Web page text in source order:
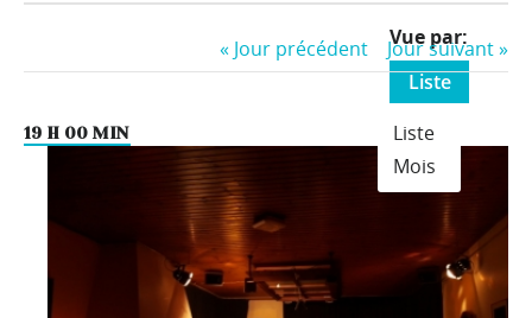
Event
Views
Navigation
Vue par
Liste
Liste
Mois
« Jour précédent Jour suivant»
19 H 00 MIN